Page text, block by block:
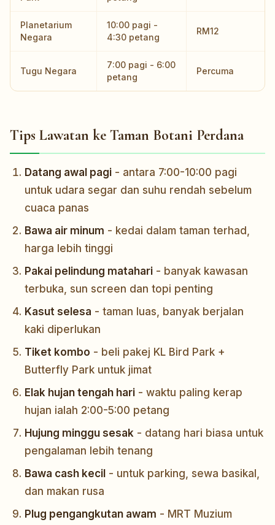
Planetarium
Negara
10:00 pagi -
4:30 petang
RM12
Tugu Negara
7:00 pagi - 6:00
petang
Percuma
Tips Lawatan ke Taman Botani Perdana
Datang awal pagi - antara 7:00-10:00 pagi
untuk udara segar dan suhu rendah sebelum
cuaca panas
Bawa air minum - kedai dalam taman terhad,
harga lebih tinggi
Pakai pelindung matahari - banyak kawasan
terbuka, sun screen dan topi penting
Kasut selesa - taman luas, banyak berjalan
kaki diperlukan
Tiket kombo - beli pakej KL Bird Park +
Butterfly Park untuk jimat
Elak hujan tengah hari - waktu paling kerap
hujan ialah 2:00-5:00 petang
Hujung minggu sesak - datang hari biasa untuk
pengalaman lebih tenang
Bawa cash kecil - untuk parking, sewa basikal,
dan makan rusa
Plug pengangkutan awam - MRT Muzium